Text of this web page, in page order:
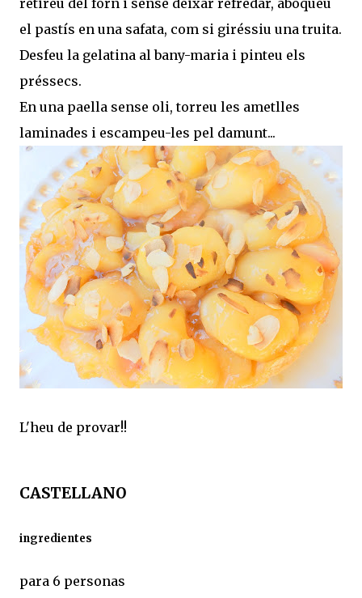
el pastís en una safata, com si giréssiu una truita.
Desfeu la gelatina al bany-maria i pinteu els
préssecs.
En una paella sense oli, torreu les ametlles
laminades i escampeu-les pel damunt...
L'heu de provar!!
CASTELLANO
ingredientes
para 6 personas